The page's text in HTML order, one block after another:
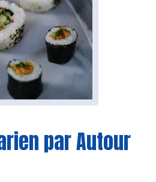
par Autour